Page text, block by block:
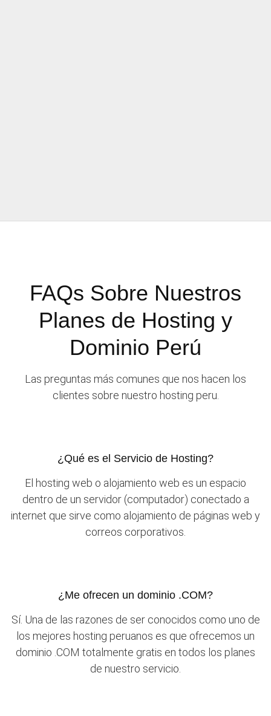
FAQs Sobre Nuestros
Planes de Hosting y
Dominio Perú
Las preguntas más comunes que nos hacen los
clientes sobre nuestro hosting peru.
¿Qué es el Servicio de Hosting?
El hosting web o alojamiento web es un espacio
dentro de un servidor (computador) conectado a
internet que sirve como alojamiento de páginas web y
correos corporativos.
¿Me ofrecen un dominio .COM?
Sí. Una de las razones de ser conocidos como uno de
los mejores hosting peruanos es que ofrecemos un
dominio .COM totalmente gratis en todos los planes
de nuestro servicio.